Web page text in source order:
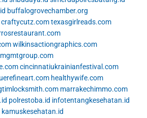
buffalogrovechamber.org
craftycutz.comtexasgirlreads.com
wilkinsactiongraphics.com
cincinnatiukrainianfestival.com
healthywife.com
marrakechimmo.com
polrestoba.id infotentangkesehatan.id
kamuskesehatan.id